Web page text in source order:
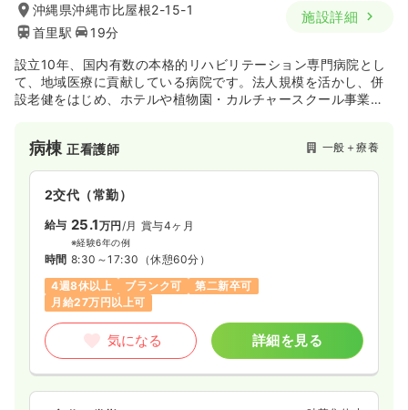
沖縄県沖縄市比屋根2-15-1
首里駅
19分
施設詳細
設立10年、国内有数の本格的リハビリテーション専門病院とし
て、地域医療に貢献している病院です。法人規模を活かし、併
設老健をはじめ、ホテルや植物園・カルチャースクール事業
病棟正看護師 一般＋療養
2交代（常勤）
給与 25.1万円 /月 賞与4ヶ月
※経験6年の例
時間 8:30～17:30 （休憩60分）
4週8休以上
ブランク可
第二新卒可
月給27万円以上可
気になる 詳細を見る